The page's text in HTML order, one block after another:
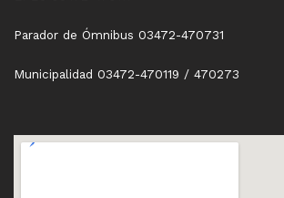
Parador de Ómnibus 03472-470731
Municipalidad 03472-470119 / 470273